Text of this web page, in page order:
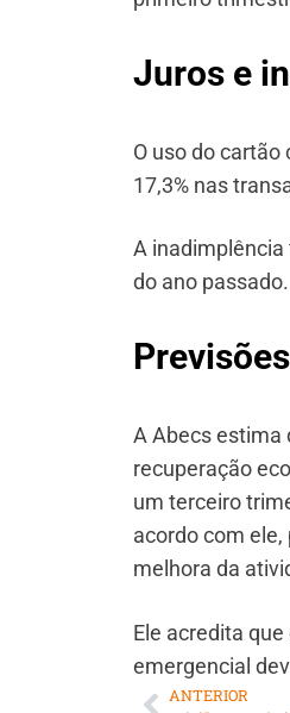
Juros e
O uso do
17,3% nas
A inadimplência
do ano passado.
Previsões
A Abecs estima
recuperação
um terceiro
acordo com
melhora da
Ele acredita
emergencial
ANTERIOR